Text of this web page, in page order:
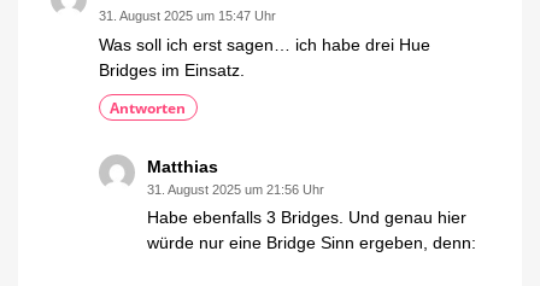
31. August 2025 um 15:47 Uhr
Was soll ich erst sagen… ich habe drei Hue
Bridges im Einsatz.
Antworten
Matthias
31. August 2025 um 21:56 Uhr
Habe ebenfalls 3 Bridges. Und genau hier
würde nur eine Bridge Sinn ergeben, denn: